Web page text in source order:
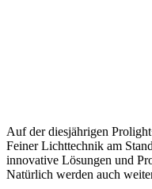
Auf der diesjährigen
Feiner Lichttechnik am
innovative Lösungen und
Natürlich werden auch